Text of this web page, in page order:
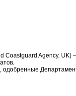
Coastguard Agency,
, одобренные